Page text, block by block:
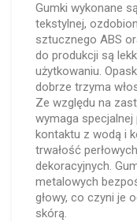
Gumki wykonane
tekstylnej,
sztucznego ABS
do produkcji są
użytkowaniu.
dobrze trzyma
Ze względu na
wymaga specjalnej
kontaktu z wodą i
trwałość
dekoracyjnych.
metalowych
głowy, co czyni je
skórą.